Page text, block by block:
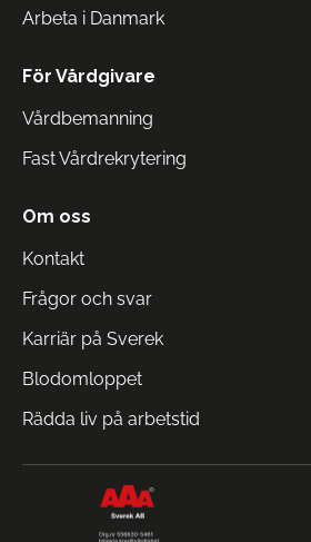
Arbeta i Danmark
För Vårdgivare
Vårdbemanning
Fast Vårdrekrytering
Om oss
Kontakt
Frågor och svar
Karriär på Sverek
Blodomloppet
Rädda liv på arbetstid